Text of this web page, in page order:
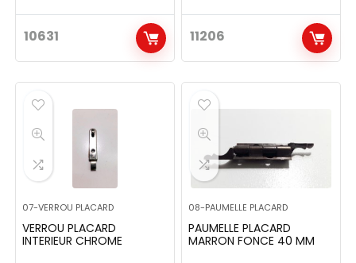
10631 11206
07-VERROU PLACARD
VERROU PLACARD
INTERIEUR CHROME
08-PAUMELLE PLACARD
PAUMELLE PLACARD
MARRON FONCE 40 MM